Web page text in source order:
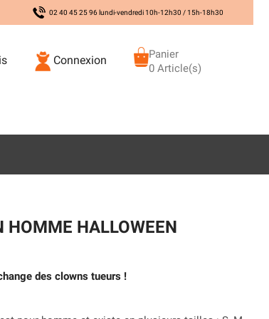
02 40 45 25 96 lundi-vendredi 10h-12h30 / 15h-18h30
Connexion
Panier
0 Article(s)
HOMME HALLOWEEN
des clowns tueurs !